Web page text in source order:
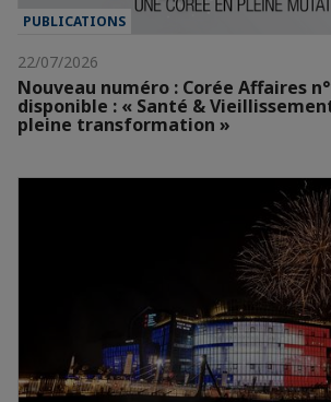
PUBLICATIONS
22/07/2026
Nouveau numéro : Corée Affaires
disponible : « Santé &
pleine transformation »